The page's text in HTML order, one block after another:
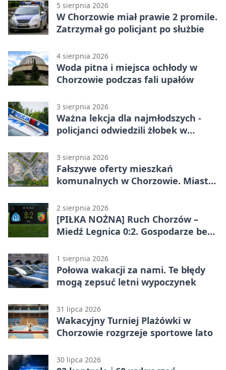
5 sierpnia 2026
W Chorzowie miał prawie 2 promile.
Zatrzymał go policjant po służbie
4 sierpnia 2026
Woda pitna i miejsca ochłody w
Chorzowie podczas fali upałów
3 sierpnia 2026
Ważna lekcja dla najmłodszych -
policjanci odwiedzili żłobek w
3 sierpnia 2026
Fałszywe oferty mieszkań
komunalnych w Chorzowie. Miasto
2 sierpnia 2026
[PIŁKA NOŻNA] Ruch Chorzów –
Miedź Legnica 0:2. Gospodarze bez
1 sierpnia 2026
Połowa wakacji za nami. Te błędy
mogą zepsuć letni wypoczynek
31 lipca 2026
Wakacyjny Turniej Plażówki w
Chorzowie rozgrzeje sportowe lato
30 lipca 2026